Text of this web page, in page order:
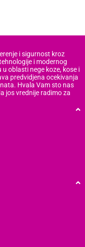
i sigurnost kroz
i modernog
oblasti nege koze, kose i
predvidjena ocekivanja
Hvala Vam sto nas
jos vrednije radimo za